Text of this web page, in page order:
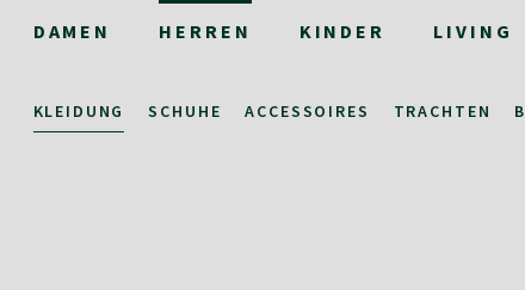
DAMEN HERREN KINDER LIVING
KLEIDUNG SCHUHE ACCESSOIRES TRACHTEN